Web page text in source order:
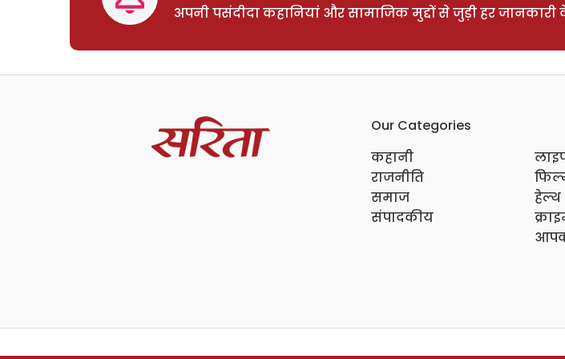
अपनी पसंदीदा कहानियां और सामाजिक मुद्दों से जुड़ी हर
Our Categories
कहानी
राजनीति
समाज
संपादकीय
हेल्थ